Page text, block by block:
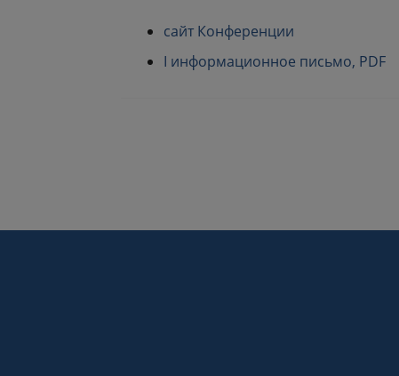
сайт Конференции
I информационное письмо, PDF